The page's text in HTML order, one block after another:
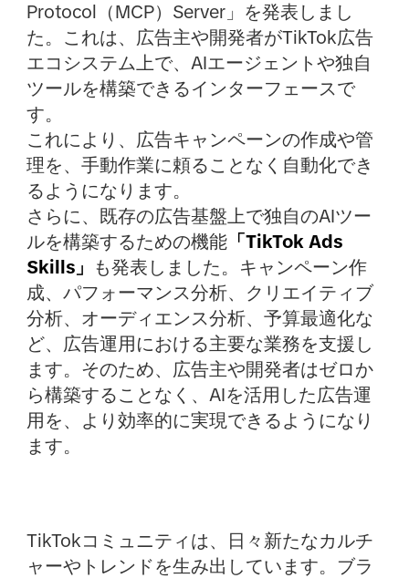
Protocol（MCP）Server」を発表しまし
た。これは、広告主や開発者がTikTok広告
エコシステム上で、AIエージェントや独自
ツールを構築できるインターフェースで
す。
これにより、広告キャンペーンの作成や管
理を、手動作業に頼ることなく自動化でき
るようになります。
さらに、既存の広告基盤上で独自のAIツー
ルを構築するための機能「TikTok Ads
Skills」
も発表しました。キャンペーン作
成、パフォーマンス分析、クリエイティブ
分析、オーディエンス分析、予算最適化な
ど、広告運用における主要な業務を支援し
ます。そのため、広告主や開発者はゼロか
ら構築することなく、AIを活用した広告運
用を、より効率的に実現できるようになり
ます。
TikTokコミュニティは、日々新たなカルチ
ャーやトレンドを生み出しています。ブラ